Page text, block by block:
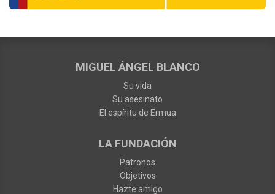
MIGUEL ÁNGEL BLANCO
Su vida
Su asesinato
El espíritu de Ermua
LA FUNDACIÓN
Patronos
Objetivos
Hazte amigo